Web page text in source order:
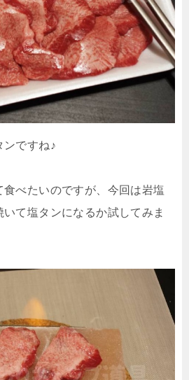
ンですね♪
べたいのですが、今回は岩塩
て塩タンになるか試してみま